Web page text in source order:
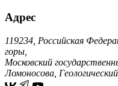
Адрес
119234, Российская
горы,
Московский
Ломоносова,